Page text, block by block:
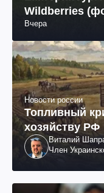
Wildberries
Вчера
Новости россии
Топливный
хозяйству РФ
Виталий
Член